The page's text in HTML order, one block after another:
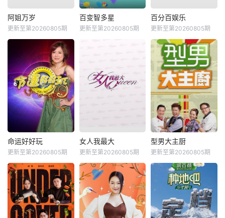
阿姐万岁
更新至第20260805期
百变智多星
更新至第20260805期
百分百娱乐
更新至第20260805期
命运好好玩
更新至第20260805期
女人我最大
更新至第20260805期
型男大主厨
更新至第20260805期